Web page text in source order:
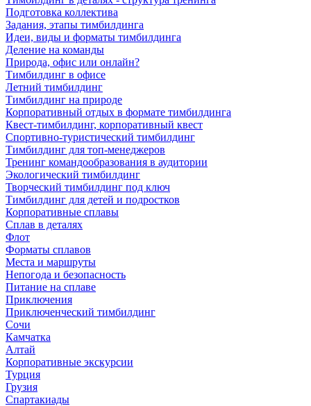
Подготовка коллектива
Задания, этапы тимбилдинга
Идеи, виды и форматы тимбилдинга
Деление на команды
Природа, офис или онлайн?
Тимбилдинг в офисе
Летний тимбилдинг
Тимбилдинг на природе
Корпоративный отдых в формате тимбилдинга
Квест-тимбилдинг, корпоративный квест
Спортивно-туристический тимбилдинг
Тимбилдинг для топ-менеджеров
Тренинг командообразования в аудитории
Экологический тимбилдинг
Творческий тимбилдинг под ключ
Тимбилдинг для детей и подростков
Корпоративные сплавы
Сплав в деталях
Флот
Форматы сплавов
Места и маршруты
Непогода и безопасность
Питание на сплаве
Приключения
Приключенческий тимбилдинг
Сочи
Камчатка
Алтай
Корпоративные экскурсии
Турция
Грузия
Спартакиады